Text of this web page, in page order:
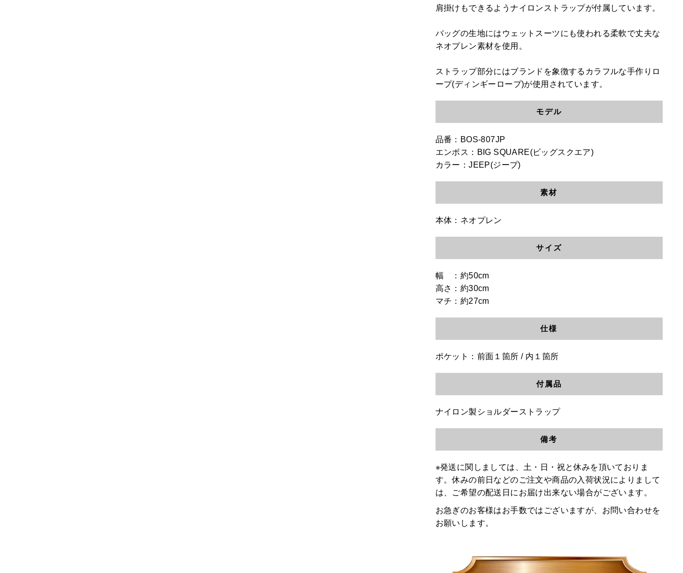
肩掛けもできるようナイロンストラップが付属しています。
バッグの生地にはウェットスーツにも使われる柔軟で丈夫な
ネオプレン素材を使用。
ストラップ部分にはブランドを象徴するカラフルな手作りロ
ープ(ディンギーロープ)が使用されています。
モデル
品番：BOS-807JP
エンボス：BIG SQUARE(ビッグスクエア)
カラー：JEEP(ジープ)
素材
本体：ネオプレン
サイズ
幅 ：約50cm
高さ：約30cm
マチ：約27cm
仕様
ポケット：前面１箇所 / 内１箇所
付属品
ナイロン製ショルダーストラップ
備考
※発送に関しましては、土・日・祝と休みを頂いておりま
す。休みの前日などのご注文や商品の入荷状況によりまして
は、ご希望の配送日にお届け出来ない場合がございます。
お急ぎのお客様はお手数ではございますが、お問い合わせを
お願いします。